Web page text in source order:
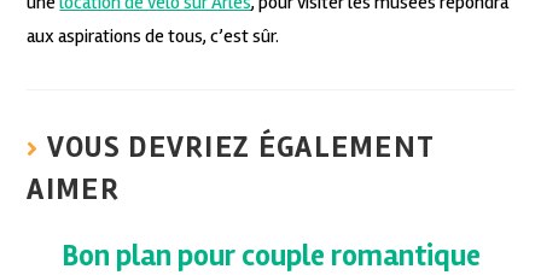
aux aspirations de tous, c’est sûr.
VOUS DEVRIEZ ÉGALEMENT
AIMER
Bon plan pour couple romantique